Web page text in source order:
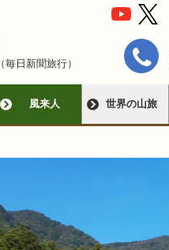
（毎日新聞旅行）
風来人 世界の山旅